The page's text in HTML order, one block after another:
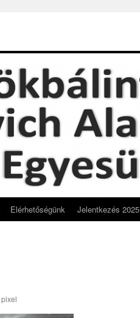
Elérhetőségünk Jelentkezés 2025
pixel